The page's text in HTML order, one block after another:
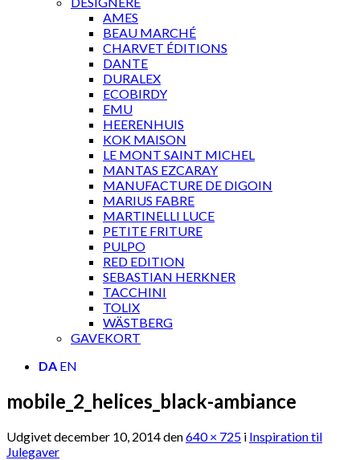
AMES
BEAU MARCHÉ
CHARVET ÉDITIONS
DANTE
DURALEX
ECOBIRDY
EMU
HEERENHUIS
KOK MAISON
LE MONT SAINT MICHEL
MANTAS EZCARAY
MANUFACTURE DE DIGOIN
MARIUS FABRE
MARTINELLI LUCE
PETITE FRITURE
PULPO
RED EDITION
SEBASTIAN HERKNER
TACCHINI
TOLIX
WÄSTBERG
GAVEKORT
DA EN
mobile_2_helices_black-ambiance
Udgivetdecember 10, 2014den640 × 725 i Inspiration til
Julegaver